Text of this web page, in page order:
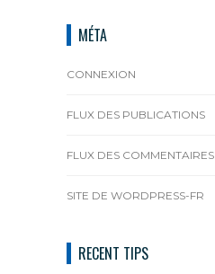
MÉTA
CONNEXION
FLUX DES PUBLICATIONS
FLUX DES COMMENTAIRES
SITE DE WORDPRESS-FR
RECENT TIPS